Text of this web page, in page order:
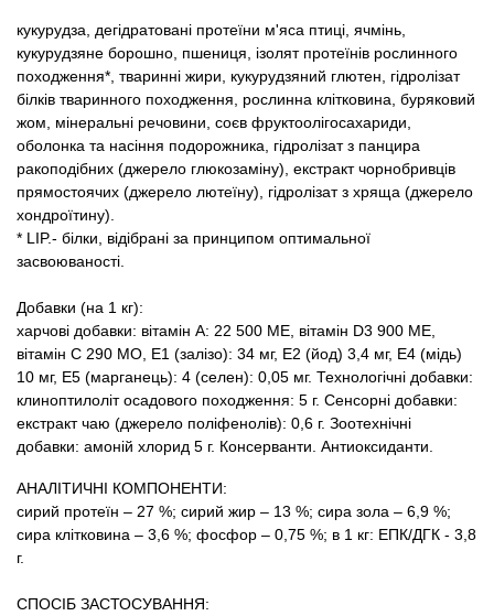
кукурудза, дегідратовані протеїни м'яса птиці, ячмінь,
кукурудзяне борошно, пшениця, ізолят протеїнів рослинного
походження*, тваринні жири, кукурудзяний глютен, гідролізат
білків тваринного походження, рослинна клітковина, буряковий
жом, мінеральні речовини, соєв фруктоолігосахариди,
оболонка та насіння подорожника, гідролізат з панцира
ракоподібних (джерело глюкозаміну), екстракт чорнобривців
прямостоячих (джерело лютеїну), гідролізат з хряща (джерело
хондроїтину).
* LIP.- білки, відібрані за принципом оптимальної
засвоюваності.
Добавки (на 1 кг):
харчові добавки: вітамін A: 22 500 MЕ, вітамін D3 900 MЕ,
вітамін C 290 MO, E1 (залізо): 34 мг, E2 (йод) 3,4 мг, E4 (мідь)
10 мг, E5 (марганець): 4 (селен): 0,05 мг. Технологічні добавки:
клиноптилоліт осадового походження: 5 г. Сенсорні добавки:
екстракт чаю (джерело поліфенолів): 0,6 г. Зоотехнічні
добавки: амоній хлорид 5 г. Консерванти. Антиоксиданти.
АНАЛІТИЧНІ КОМПОНЕНТИ:
сирий протеїн – 27 %; сирий жир – 13 %; сира зола – 6,9 %;
сира клітковина – 3,6 %; фосфор – 0,75 %; в 1 кг: ЕПК/ДГК - 3,8
г.
СПОСІБ ЗАСТОСУВАННЯ: